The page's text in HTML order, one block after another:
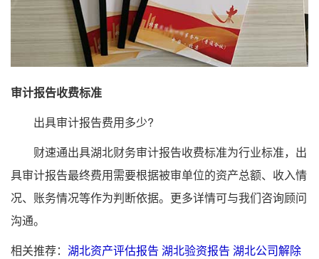
审计报告收费标准
出具审计报告费用多少?
财速通出具湖北财务审计报告收费标准为行业标准，出
具审计报告最终费用需要根据被审单位的资产总额、收入情
况、账务情况等作为判断依据。更多详情可与我们咨询顾问
沟通。
相关推荐： 湖北资产评估报告 湖北验资报告 湖北公司解除